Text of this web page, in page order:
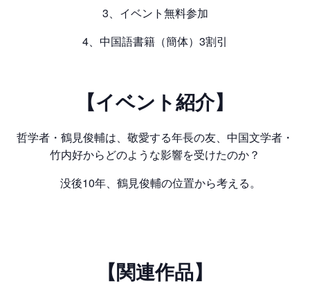
3、イベント無料参加
4、中国語書籍（簡体）3割引
【イベント紹介】
哲学者・鶴見俊輔は、敬愛する年長の友、中国文学者・
竹内好からどのような影響を受けたのか？
没後10年、鶴見俊輔の位置から考える。
【関連作品】